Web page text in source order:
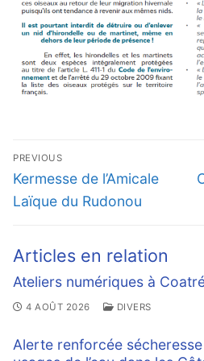
Navigation
de
l’article
PREVIOUS
Previous
post:
Kermesse de l’Amicale
Laïque du Rudonou
Articles en relation
Ateliers numériques à
4 AOÛT 2026 DIVERS
Alerte renforcée